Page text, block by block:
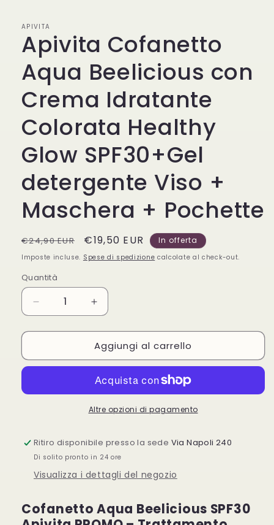
APIVITA
Apivita Cofanetto
Aqua Beelicious con
Crema Idratante
Colorata Healthy
Glow SPF30+Gel
detergente Viso +
Maschera + Pochette
Prezzo
di
€24,90 EUR
Prezzo
scontato
€19,50 EUR In offerta
Imposte incluse. Spese di spedizione calcolate al check-out.
Quantità
Quantità
Diminuisci
quantità
per
Cofanetto
con
Healthy
Glow
SPF30+Gel
Viso
+
Aumenta
quantità
per
Apivita
Cofanetto
Beelicious
con
Crema
Healthy
Glow
SPF30+Gel
+
Aggiungi al carrello
Altre opzioni di pagamento
Ritiro disponibile presso la sede Via Napoli 240
Di solito pronto in 24 ore
Visualizza i dettagli del negozio
Cofanetto Aqua Beelicious SPF30